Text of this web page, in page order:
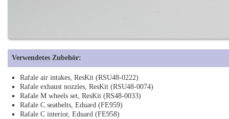
Verwendetes Zubehör:
Rafale air intakes, ResKit (RSU48-0222)
Rafale exhaust nozzles, ResKit (RSU48-0074)
Rafale M wheels set, ResKit (RS48-0033)
Rafale C seatbelts, Eduard (FE959)
Rafale C interior, Eduard (FE958)